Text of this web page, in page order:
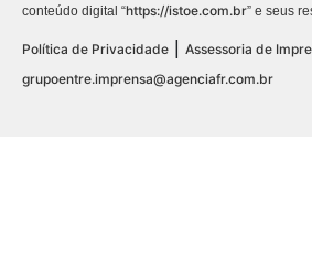
conteúdo digital “https://istoe.com.br” e seus
Política de Privacidade | Assessoria de
grupoentre.imprensa@agenciafr.com.br